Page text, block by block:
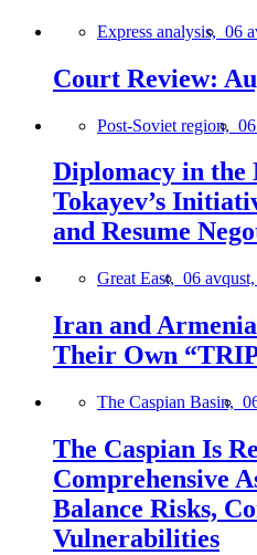
Express analysis, 06
Court Review:
Post-Soviet region,
Diplomacy in the
Tokayev’s
and Resume
Great East, 06
Iran and
Their Own
The Caspian Basin,
The Caspian Is
Comprehensive
Balance Risks,
Vulnerabilities